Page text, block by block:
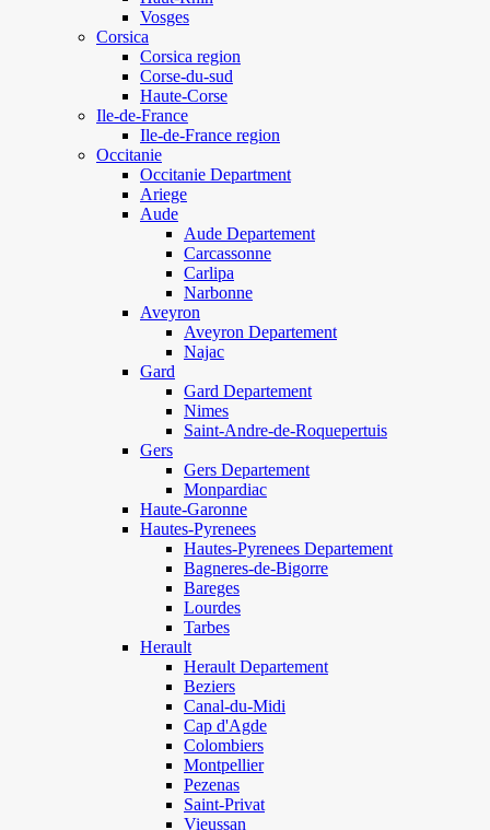
Vosges
Corsica
Corsica region
Corse-du-sud
Haute-Corse
Ile-de-France
Ile-de-France region
Occitanie
Occitanie Department
Ariege
Aude
Aude Departement
Carcassonne
Carlipa
Narbonne
Aveyron
Aveyron Departement
Najac
Gard
Gard Departement
Nimes
Saint-Andre-de-Roquepertuis
Gers
Gers Departement
Monpardiac
Haute-Garonne
Hautes-Pyrenees
Hautes-Pyrenees Departement
Bagneres-de-Bigorre
Bareges
Lourdes
Tarbes
Herault
Herault Departement
Beziers
Canal-du-Midi
Cap d'Agde
Colombiers
Montpellier
Pezenas
Saint-Privat
Vieussan